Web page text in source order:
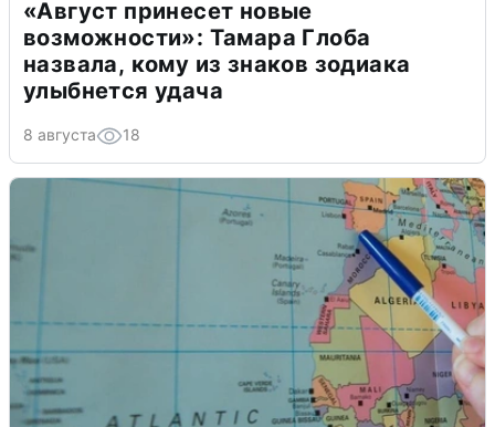
«Август принесет новые
возможности»: Тамара Глоба
назвала, кому из знаков зодиака
улыбнется удача
8 августа 18